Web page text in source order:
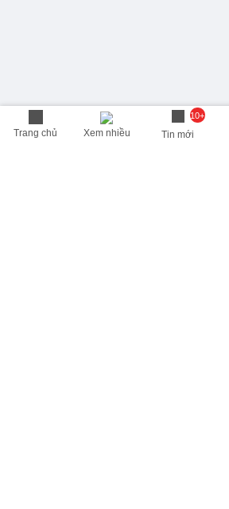
Trang chủ Xem nhiều
10+
Tin mới